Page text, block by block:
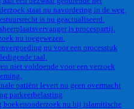
staat nu navordering in de weg.
is nu geactualiseerd.
is procespartij.
nu toegewezen.
nu voor een processtuk
taal.
niet voldoende voor een verzoek
patiënt levert nu geen overmacht
parkeerbelasting
boekenonderzoek nu bij islamitische